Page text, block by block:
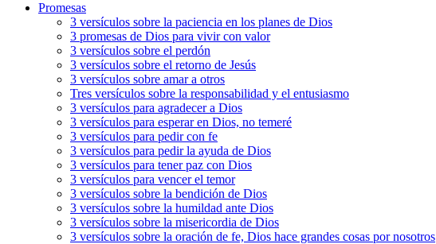
Promesas
3 versículos sobre la paciencia en los planes de Dios
3 promesas de Dios para vivir con valor
3 versículos sobre el perdón
3 versículos sobre el retorno de Jesús
3 versículos sobre amar a otros
Tres versículos sobre la responsabilidad y el entusiasmo
3 versículos para agradecer a Dios
3 versículos para esperar en Dios, no temeré
3 versículos para pedir con fe
3 versículos para pedir la ayuda de Dios
3 versículos para tener paz con Dios
3 versículos para vencer el temor
3 versículos sobre la bendición de Dios
3 versículos sobre la humildad ante Dios
3 versículos sobre la misericordia de Dios
3 versículos sobre la oración de fe, Dios hace grandes cosas por nosotros